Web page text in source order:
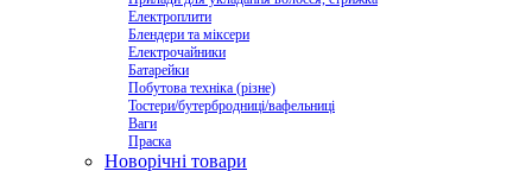
Електроплити
Блендери та міксери
Електрочайники
Батарейки
Побутова техніка (різне)
Тостери/бутербродниці/вафельниці
Ваги
Праска
Новорічні товари